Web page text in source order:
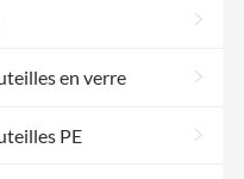
>
en verre >
PE >